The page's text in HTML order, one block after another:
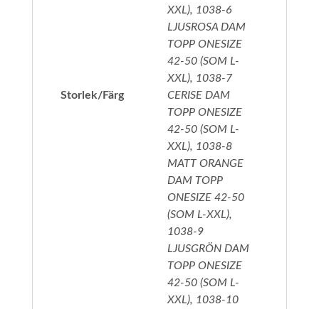
Storlek/Färg
XXL), 1038-6
LJUSROSA DAM
TOPP ONESIZE
42-50 (SOM L-
XXL), 1038-7
CERISE DAM
TOPP ONESIZE
42-50 (SOM L-
XXL), 1038-8
MATT ORANGE
DAM TOPP
ONESIZE 42-50
(SOM L-XXL),
1038-9
LJUSGRÖN DAM
TOPP ONESIZE
42-50 (SOM L-
XXL), 1038-10